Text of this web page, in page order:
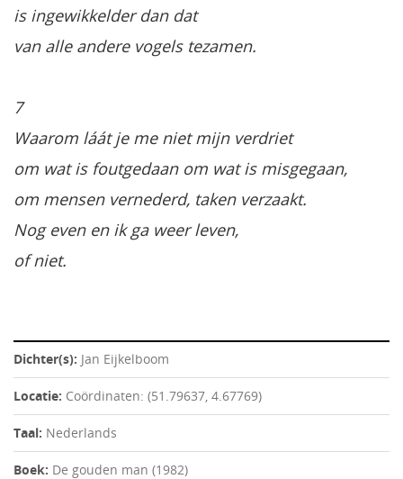
is ingewikkelder dan dat
van alle andere vogels tezamen.
7
Waarom láát je me niet mijn verdriet
om wat is foutgedaan om wat is misgegaan,
om mensen vernederd, taken verzaakt.
Nog even en ik ga weer leven,
of niet.
Dichter(s): Jan Eijkelboom
Locatie: Coördinaten: (51.79637, 4.67769)
Taal: Nederlands
Boek: De gouden man (1982)